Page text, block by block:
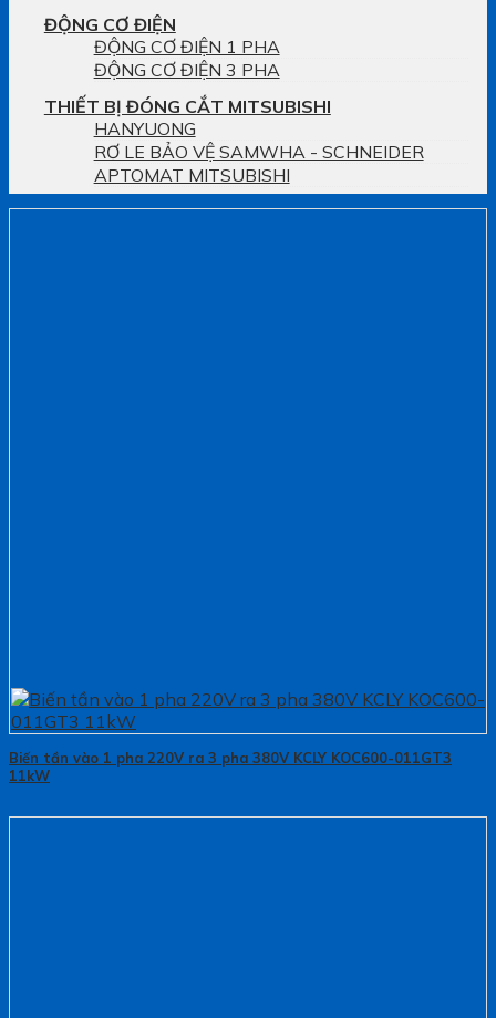
ĐỘNG CƠ ĐIỆN
ĐỘNG CƠ ĐIỆN 1 PHA
ĐỘNG CƠ ĐIỆN 3 PHA
THIẾT BỊ ĐÓNG CẮT MITSUBISHI
HANYUONG
RƠ LE BẢO VỆ SAMWHA - SCHNEIDER
APTOMAT MITSUBISHI
Biến tần vào 1 pha 220V ra 3 pha 380V KCLY KOC600-011GT3
11kW